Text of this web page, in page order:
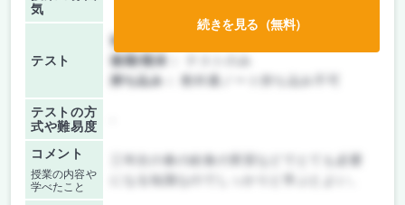
気
テスト
前期/中間：
後期/期末：
持ち込み：
教科書ノート持ち込み不可
テストの方
式や難易度
コメント
授業の内容や
学べたこと
三年次の春の給食の実習などでとても必要
続きを見る（無料）